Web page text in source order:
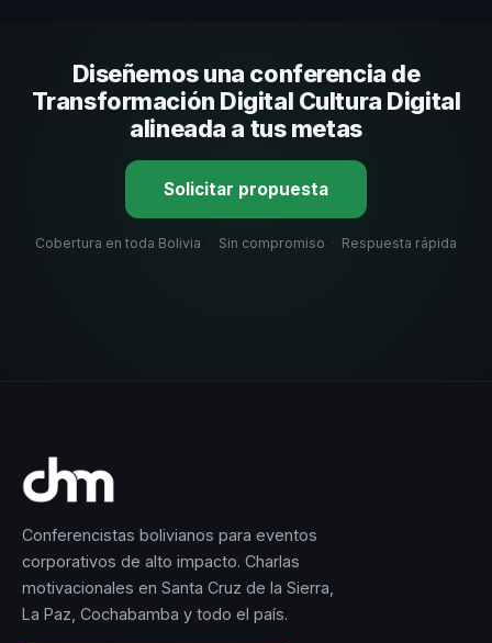
organizacional. En CHM Bolivia te ayudamos con una
selección estratégica basada en estos criterios.
Diseñemos una conferencia de
Transformación Digital Cultura Digital
alineada a tus metas
Solicitar propuesta
Cobertura en toda Bolivia · Sin compromiso · Respuesta rápida
Conferencistas bolivianos para eventos
corporativos de alto impacto. Charlas
motivacionales en Santa Cruz de la Sierra,
La Paz, Cochabamba y todo el país.